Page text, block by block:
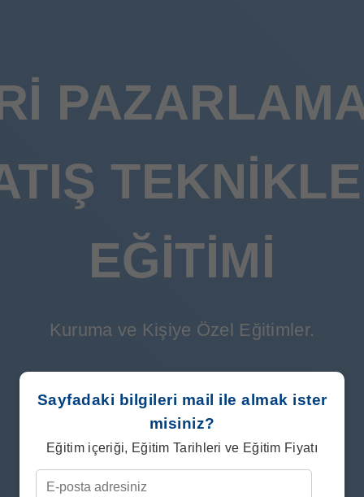
EĞITIMI
Kuruma ve Kişiye Özel Eğitimler.
Sayfadaki bilgileri mail ile almak ister
misiniz?
Eğitim içeriği, Eğitim Tarihleri ve Eğitim Fiyatı